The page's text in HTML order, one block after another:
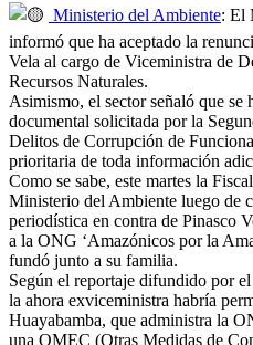
Ministerio del Ambiente: El
informó que ha aceptado la
Vela al cargo de Viceministra de
Recursos Naturales.
Asimismo, el sector señaló que
documental solicitada por la
Delitos de Corrupción de
prioritaria de toda información
Como se sabe, este martes la
Ministerio del Ambiente luego de
periodística en contra de Pinasco
a la ONG ‘Amazónicos por la
fundó junto a su familia.
Según el reportaje difundido por
la ahora exviceministra habría
Huayabamba, que administra la
una OMEC (Otras Medidas de